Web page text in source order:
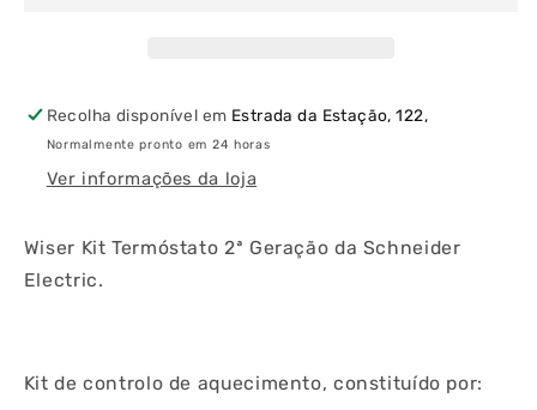
Recolha disponível em Estrada da Estação, 122,
Normalmente pronto em 24 horas
Ver informações da loja
Wiser Kit Termóstato 2ª Geração da Schneider
Electric.
Kit de controlo de aquecimento, constituído por: